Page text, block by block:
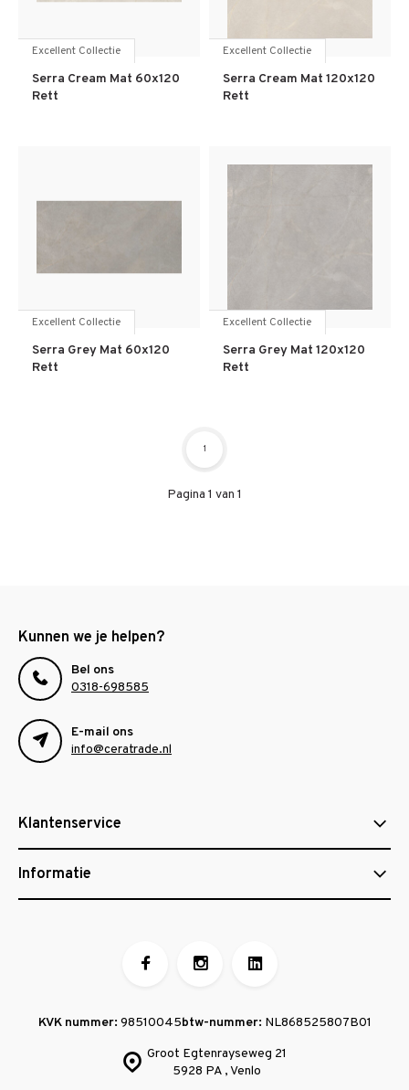
Excellent Collectie
Serra Cream Mat 60x120
Rett
Excellent Collectie
Serra Cream Mat 120x120
Rett
Excellent Collectie
Serra Grey Mat 60x120
Rett
Excellent Collectie
Serra Grey Mat 120x120
Rett
Pagina 1 van 1
1
Kunnen we je helpen?
Bel ons
0318-698585
E-mail ons
info@ceratrade.nl
Klantenservice
Informatie
Groot Egtenrayseweg 21
5928 PA , Venlo
KVK nummer: 98510045btw-nummer: NL868525807B01